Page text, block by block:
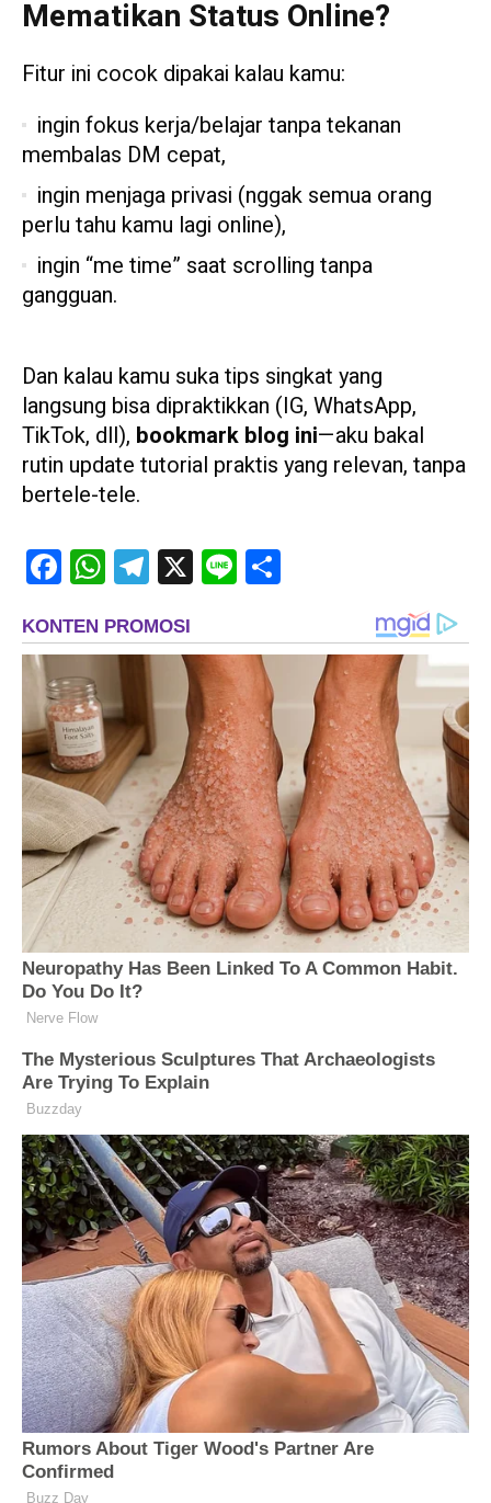
Mematikan Status Online?
Fitur ini cocok dipakai kalau kamu:
ingin fokus kerja/belajar tanpa tekanan
membalas DM cepat,
ingin menjaga privasi (nggak semua orang
perlu tahu kamu lagi online),
ingin “me time” saat scrolling tanpa
gangguan.
Dan kalau kamu suka tips singkat yang
langsung bisa dipraktikkan (IG, WhatsApp,
TikTok, dll), bookmark blog ini—aku bakal
rutin update tutorial praktis yang relevan, tanpa
bertele-tele.
FacebookWhatsAppTelegram
X Line